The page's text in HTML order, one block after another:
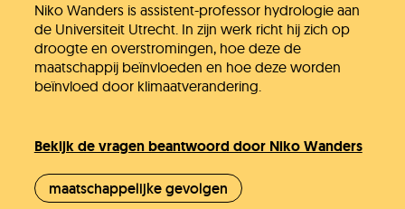
Niko Wanders is assistent-professor hydrologie aan
de Universiteit Utrecht. In zijn werk richt hij zich op
droogte en overstromingen, hoe deze de
maatschappij beïnvloeden en hoe deze worden
beïnvloed door klimaatverandering.
Bekijk de vragen beantwoord door Niko Wanders
maatschappelijke gevolgen